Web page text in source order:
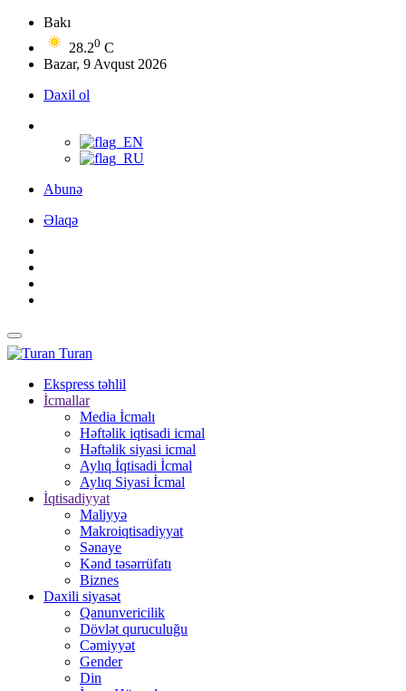
Bakı
28.20 C
Bazar, 9 Avqust 2026
Daxil ol
Abunə
Əlaqə
Turan
Ekspress təhlil
İcmallar
Media İcmalı
Həftəlik iqtisadi icmal
Həftəlik siyasi icmal
Aylıq İqtisadi İcmal
Aylıq Siyasi İcmal
İqtisadiyyat
Maliyyə
Makroiqtisadiyyat
Sənaye
Kənd təsərrüfatı
Biznes
Daxili siyasət
Qanunvericilik
Dövlət quruculuğu
Cəmiyyət
Gender
Din